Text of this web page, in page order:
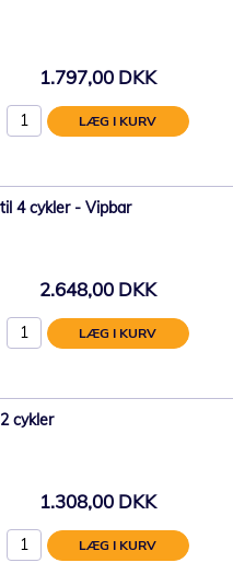
1.797,00 DKK
LÆG I KURV
4 cykler - Vipbar
2.648,00 DKK
LÆG I KURV
cykler
1.308,00 DKK
LÆG I KURV